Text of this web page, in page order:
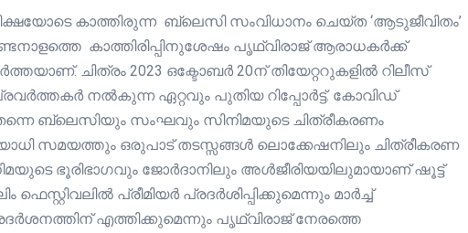
കാത്തിരുന്ന ബ്ലെസി സംവിധാനം ചെയ്ത ‘ആടുജീവിതം’
കാത്തിരിപ്പിനുശേഷം പൃഥ്വിരാജ് ആരാധകർക്ക്
ചിത്രം 2023 ഒക്ടോബർ 20ന് തിയേറ്ററുകളിൽ റിലീസ്
നൽകുന്ന ഏറ്റവും പുതിയ റിപ്പോർട്ട്. കോവിഡ്
ബ്ലെസിയും സംഘവും സിനിമയുടെ ചിത്രീകരണം
സമയത്തും ഒരുപാട് തടസ്സങ്ങൾ ലൊക്കേഷനിലും ചിത്രീകരണ
ഭൂരിഭാഗവും ജോർദാനിലും അൾജീരിയയിലുമായാണ് ഷൂട്ട്
ഫെസ്റ്റിവലിൽ പ്രീമിയർ പ്രദർശിപ്പിക്കുമെന്നും മാർച്ച്
എത്തിക്കുമെന്നും പൃഥ്വിരാജ് നേരത്തെ